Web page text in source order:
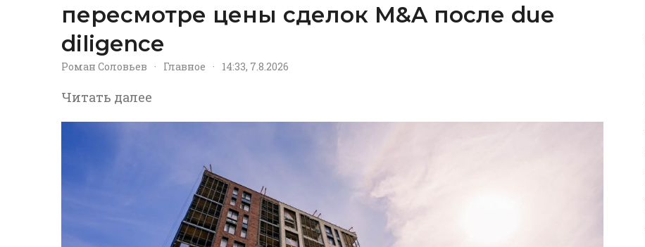
пересмотре цены сделок M&A после due
diligence
Роман Соловьев · Главное · 14:33, 7.8.2026
Читать далее